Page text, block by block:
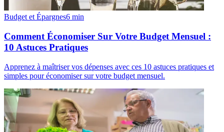
Budget et Épargnes6 min
Comment Économiser Sur Votre Budget Mensuel :
10 Astuces Pratiques
Apprenez à maîtriser vos dépenses avec ces 10 astuces pratiques et
simples pour économiser sur votre budget mensuel.